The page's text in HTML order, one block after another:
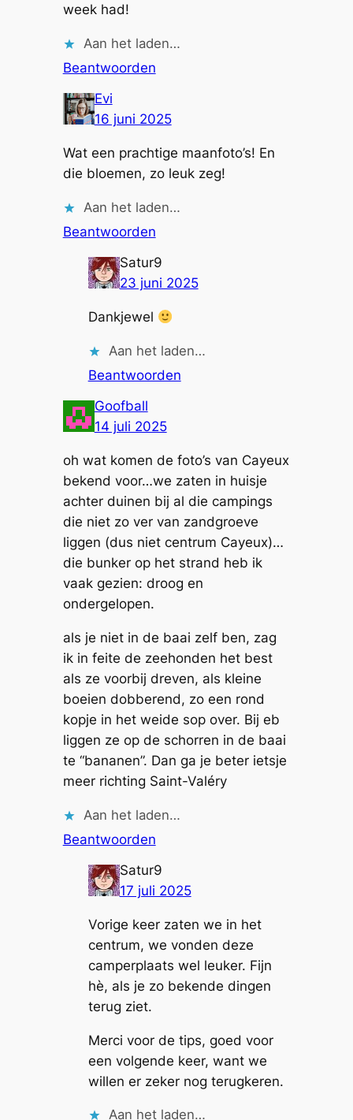
week had!
Aan het laden…
Beantwoorden
Evi
16 juni 2025
Wat een prachtige maanfoto’s! En
die bloemen, zo leuk zeg!
Aan het laden…
Beantwoorden
Satur9
23 juni 2025
Dankjewel
Aan het laden…
Beantwoorden
Goofball
14 juli 2025
oh wat komen de foto’s van Cayeux
bekend voor…we zaten in huisje
achter duinen bij al die campings
die niet zo ver van zandgroeve
liggen (dus niet centrum Cayeux)…
die bunker op het strand heb ik
vaak gezien: droog en
ondergelopen.
als je niet in de baai zelf ben, zag
ik in feite de zeehonden het best
als ze voorbij dreven, als kleine
boeien dobberend, zo een rond
kopje in het weide sop over. Bij eb
liggen ze op de schorren in de baai
te “bananen”. Dan ga je beter ietsje
meer richting Saint-Valéry
Aan het laden…
Beantwoorden
Satur9
17 juli 2025
Vorige keer zaten we in het
centrum, we vonden deze
camperplaats wel leuker. Fijn
hè, als je zo bekende dingen
terug ziet.
Merci voor de tips, goed voor
een volgende keer, want we
willen er zeker nog terugkeren.
Aan het laden…